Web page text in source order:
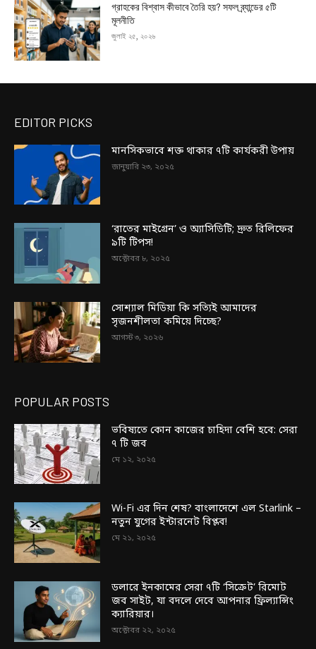
গ্রাহকের বিশ্বাস কীভাবে তৈরি হয়? সফল ব্র্যান্ডের ৫টি
মূলনীতি
জুলাই ২৫, ২০২৬
EDITOR PICKS
মানসিকভাবে শক্ত থাকার ৭টি কার্যকরী উপায়
জানুয়ারি ২৩, ২০২৫
‘রাতের মাইগ্রেন’ ও অ্যাসিডিটি; দ্রুত রিলিফের
৯টি টিপস!
অক্টোবর ৮, ২০২৫
সোশ্যাল মিডিয়া কি সত্যিই আমাদের
সৃজনশীলতা কমিয়ে দিচ্ছে?
আগস্ট ৩, ২০২৬
POPULAR POSTS
ভবিষ্যতে কোন কাজের চাহিদা বেশি হবে: সেরা
৭ টি জব
মে ১২, ২০২৫
Wi-Fi এর দিন শেষ? বাংলাদেশে এল Starlink –
নতুন যুগের ইন্টারনেট বিপ্লব!
মে ২১, ২০২৫
ডলারে ইনকামের সেরা ৭টি ‘সিক্রেট’ রিমোট
জব সাইট, যা বদলে দেবে আপনার ফ্রিল্যান্সিং
ক্যারিয়ার।
অক্টোবর ২২, ২০২৫